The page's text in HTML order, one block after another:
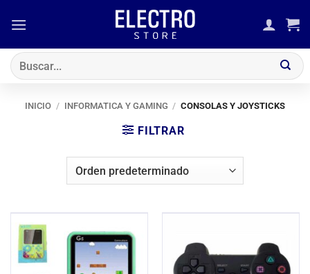
Buscar
por:
INICIO / INFORMATICA Y GAMING / CONSOLAS Y JOYSTICKS
FILTRAR